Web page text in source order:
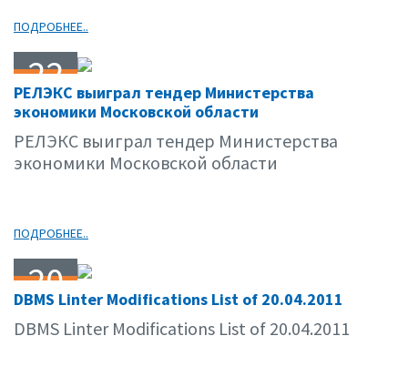
ПОДРОБНЕЕ..
22
04.11
РЕЛЭКС выиграл тендер Министерства
экономики Московской области
РЕЛЭКС выиграл тендер Министерства
экономики Московской области
ПОДРОБНЕЕ..
20
04.11
DBMS Linter Modifications List of 20.04.2011
DBMS Linter Modifications List of 20.04.2011